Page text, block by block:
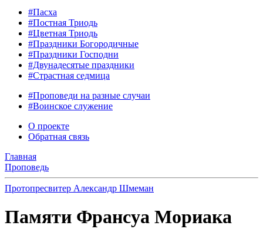
#Пасха
#Постная Триодь
#Цветная Триодь
#Праздники Богородичные
#Праздники Господни
#Двунадесятые праздники
#Страстная седмица
#Проповеди на разные случаи
#Воинское служение
О проекте
Обратная связь
Главная
Проповедь
Протопресвитер Александр Шмеман
Памяти Франсуа Мориака